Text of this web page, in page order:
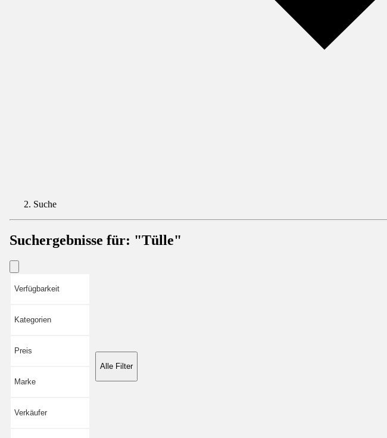
Suche
Suchergebnisse für: "Tülle"
Verfügbarkeit
Kategorien
Preis
Marke
Verkäufer
Alle Filter